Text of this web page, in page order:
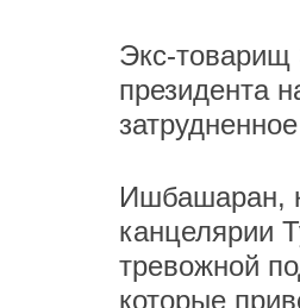
Экс-товарищ
президента
Ишбашаран,
канцелярии
тревожной
которые